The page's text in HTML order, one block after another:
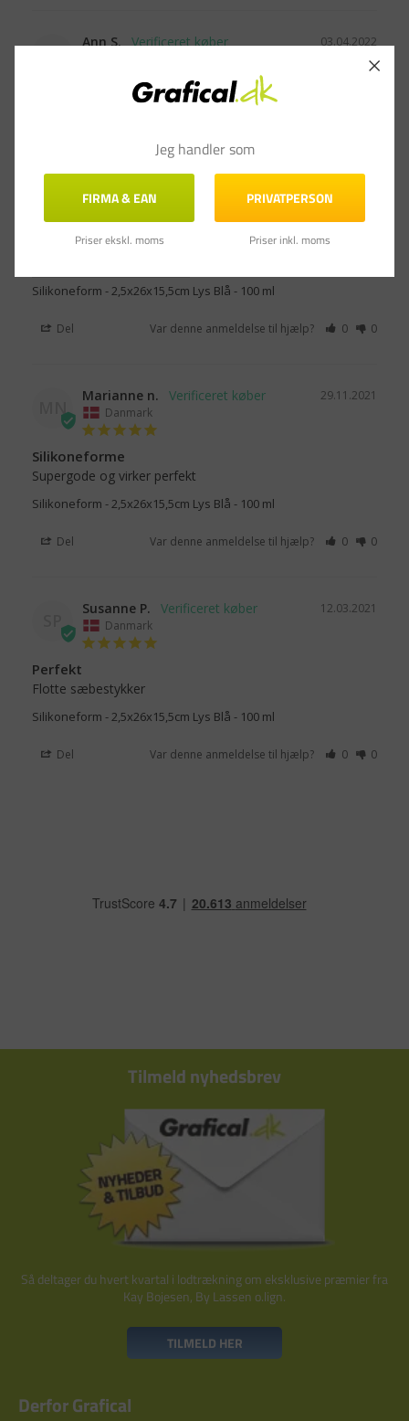
03.04.2022
Ann S.
til og meget nemme at rengøre
Silikoneform - 2,5x26x15,5cm Lys Blå - 100 ml
Del Var denne anmeldelse til hjælp? 0 0
MN
29.11.2021
Marianne n.
Danmark
Silikoneforme
Supergode og virker perfekt
Silikoneform - 2,5x26x15,5cm Lys Blå - 100 ml
Del Var denne anmeldelse til hjælp? 0 0
12.03.2021
Susanne P.
Danmark
Perfekt
Flotte sæbestykker
Silikoneform - 2,5x26x15,5cm Lys Blå - 100 ml
Del Var denne anmeldelse til hjælp? 0 0
Tilmeld nyhedsbrev
Så deltager du hvert kvartal i lodtrækning om eksklusive præmier fra
Kay Bojesen, By Lassen o.lign.
TILMELD HER
Derfor Grafical
Jeg handler som
FIRMA & EAN
Priser ekskl. moms
PRIVATPERSON
Priser inkl. moms